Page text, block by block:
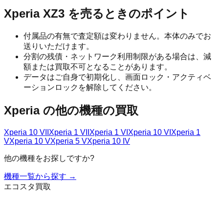
Xperia XZ3 を売るときのポイント
付属品の有無で査定額は変わりません。本体のみでお
送りいただけます。
分割の残債・ネットワーク利用制限がある場合は、減
額または買取不可となることがあります。
データはご自身で初期化し、画面ロック・アクティベ
ーションロックを解除してください。
Xperiaの他の機種の買取
Xperia 10 VII Xperia 1 VII Xperia 1 VI Xperia 10 VI Xperia 1
VXperia 10 VXperia 5 VXperia 10 IV
他の機種をお探しですか?
機種一覧から探す →
エコスタ買取